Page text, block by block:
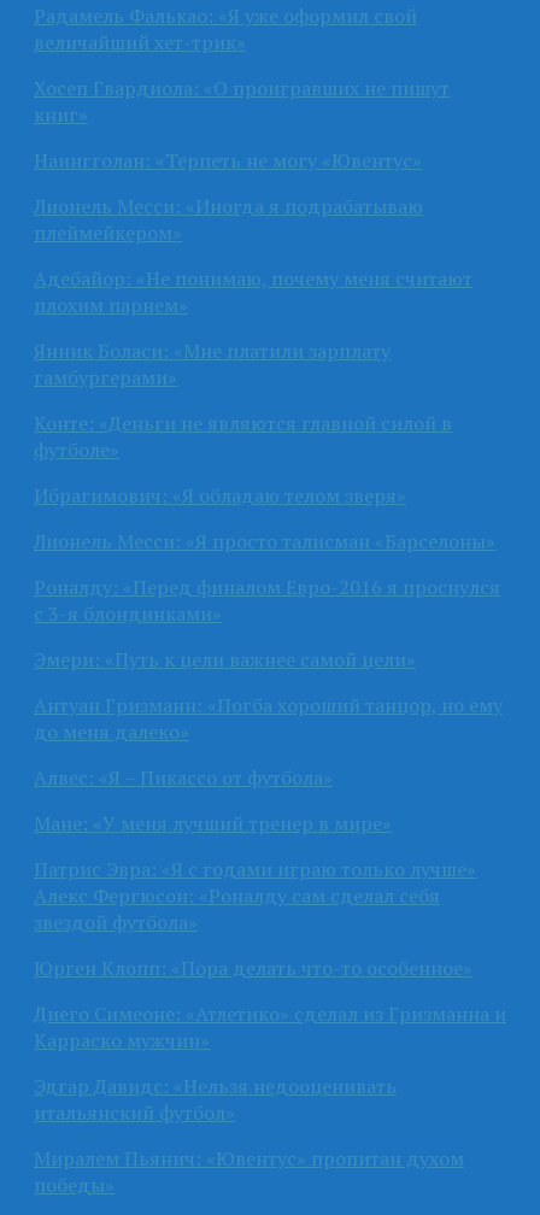
Радамель Фалькао: «Я уже оформил свой
величайший хет-трик»
Хосеп Гвардиола: «О проигравших не пишут
книг»
Наингголан: «Терпеть не могу «Ювентус»
Лионель Месси: «Иногда я подрабатываю
плеймейкером»
Адебайор: «Не понимаю, почему меня считают
плохим парнем»
Янник Боласи: «Мне платили зарплату
гамбургерами»
Конте: «Деньги не являются главной силой в
футболе»
Ибрагимович: «Я обладаю телом зверя»
Лионель Месси: «Я просто талисман «Барселоны»
Роналду: «Перед финалом Евро-2016 я проснулся
с 3-я блондинками»
Эмери: «Путь к цели важнее самой цели»
Антуан Гризманн: «Погба хороший танцор, но ему
до меня далеко»
Алвес: «Я – Пикассо от футбола»
Мане: «У меня лучший тренер в мире»
Патрис Эвра: «Я с годами играю только лучше»
Алекс Фергюсон: «Роналду сам сделал себя
звездой футбола»
Юрген Клопп: «Пора делать что-то особенное»
Диего Симеоне: «Атлетико» сделал из Гризманна и
Карраско мужчин»
Эдгар Давидс: «Нельзя недооценивать
итальянский футбол»
Миралем Пьянич: «Ювентус» пропитан духом
победы»